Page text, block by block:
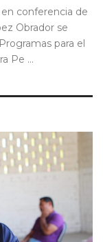
conferencia de
Obrador se
para el
Pe ...